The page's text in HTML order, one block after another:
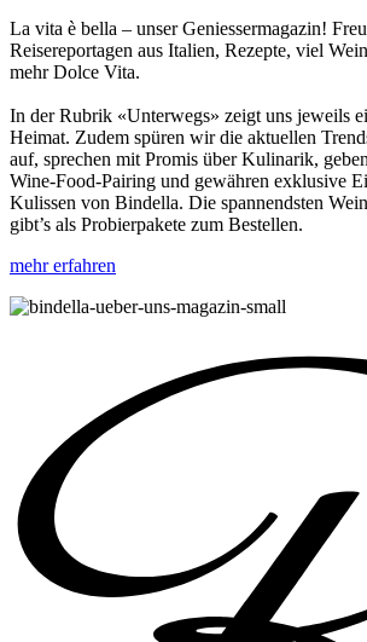
La vita è bella – unser Geniessermagazin!
Reisereportagen aus Italien, Rezepte, viel
mehr Dolce Vita.
In der Rubrik «Unterwegs» zeigt uns jeweils
Heimat. Zudem spüren wir die aktuellen
auf, sprechen mit Promis über Kulinarik,
Wine-Food-Pairing und gewähren exklusive
Kulissen von Bindella. Die spannendsten
gibt’s als Probierpakete zum Bestellen.
mehr erfahren